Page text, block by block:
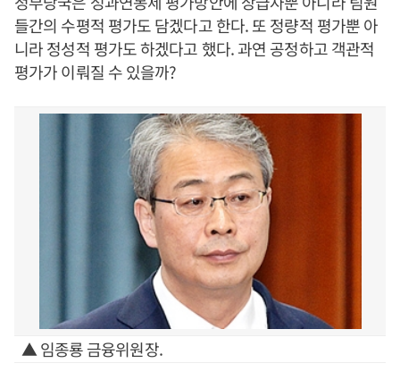
들간의 수평적 평가도 담겠다고 한다. 또 정량적 평가뿐 아
니라 정성적 평가도 하겠다고 했다. 과연 공정하고 객관적
평가가 이뤄질 수 있을까?
▲ 임종룡 금융위원장.